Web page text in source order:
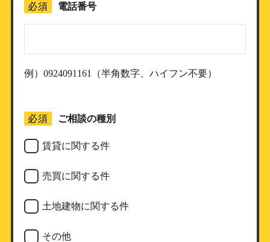
必須 電話番号
例）0924091161（半角数字、ハイフン不要）
必須 ご相談の種別
賃貸に関する件
売買に関する件
土地建物に関する件
その他